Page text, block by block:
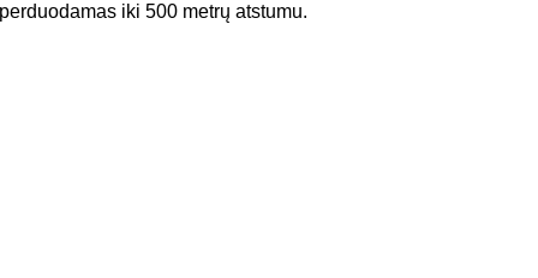
iki 500 metrų atstumu.